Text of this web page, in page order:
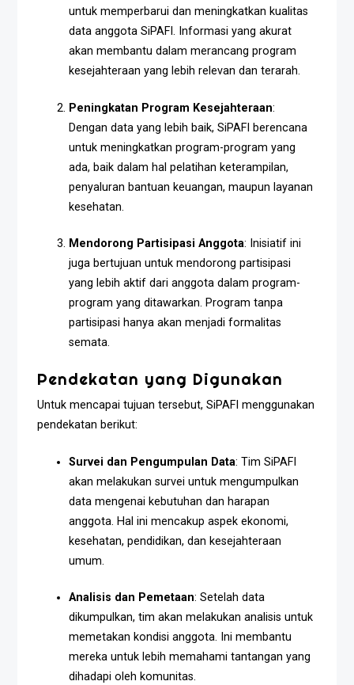
untuk memperbarui dan meningkatkan kualitas
data anggota SiPAFI. Informasi yang akurat
akan membantu dalam merancang program
kesejahteraan yang lebih relevan dan terarah.
Peningkatan Program Kesejahteraan:
Dengan data yang lebih baik, SiPAFI berencana
untuk meningkatkan program-program yang
ada, baik dalam hal pelatihan keterampilan,
penyaluran bantuan keuangan, maupun layanan
kesehatan.
Mendorong Partisipasi Anggota: Inisiatif ini
juga bertujuan untuk mendorong partisipasi
yang lebih aktif dari anggota dalam program-
program yang ditawarkan. Program tanpa
partisipasi hanya akan menjadi formalitas
semata.
Pendekatan yang Digunakan
Untuk mencapai tujuan tersebut, SiPAFI menggunakan
pendekatan berikut:
Survei dan Pengumpulan Data: Tim SiPAFI
akan melakukan survei untuk mengumpulkan
data mengenai kebutuhan dan harapan
anggota. Hal ini mencakup aspek ekonomi,
kesehatan, pendidikan, dan kesejahteraan
umum.
Analisis dan Pemetaan: Setelah data
dikumpulkan, tim akan melakukan analisis untuk
memetakan kondisi anggota. Ini membantu
mereka untuk lebih memahami tantangan yang
dihadapi oleh komunitas.